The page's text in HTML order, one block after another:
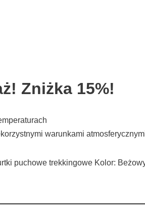
Zniżka 15%!
warunkami
puchowe trekkingowe Kolor: